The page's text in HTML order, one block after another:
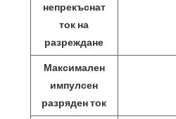
непрекъснат
ток на
разреждане
Максимален
импулсен
разряден ток